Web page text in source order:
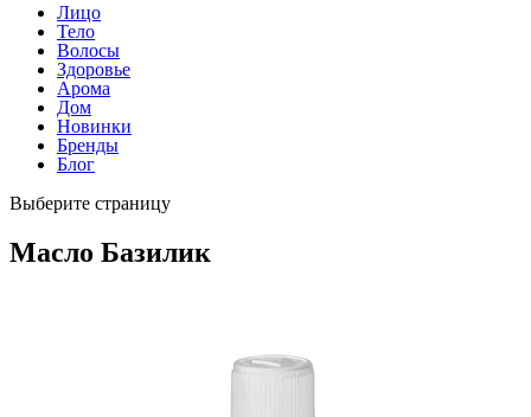
Лицо
Тело
Волосы
Здоровье
Арома
Дом
Новинки
Бренды
Блог
Выберите страницу
Масло Базилик